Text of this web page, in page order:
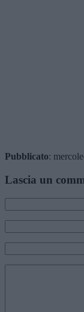
Pubblicato:
Lascia un